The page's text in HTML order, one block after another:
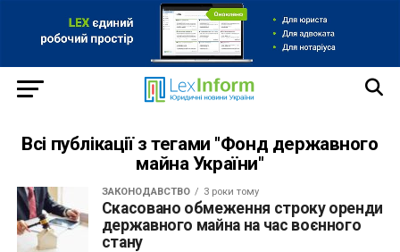
Всі публікації з тегами "Фонд державного
майна України"
ЗАКОНОДАВСТВО 3 роки тому
Скасовано обмеження строку оренди
державного майна на час воєнного
стану